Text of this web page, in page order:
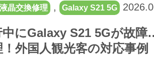
晶交換修理 , Galaxy S21 5G
中にGalaxy S21 5Gが故
外国人観光客の対応事例